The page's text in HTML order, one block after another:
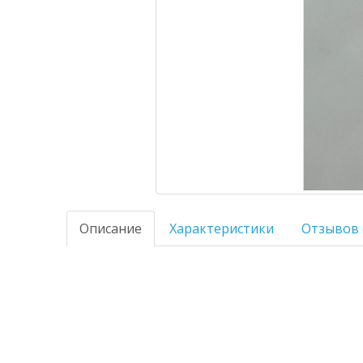
Описание Характеристики Отзывов